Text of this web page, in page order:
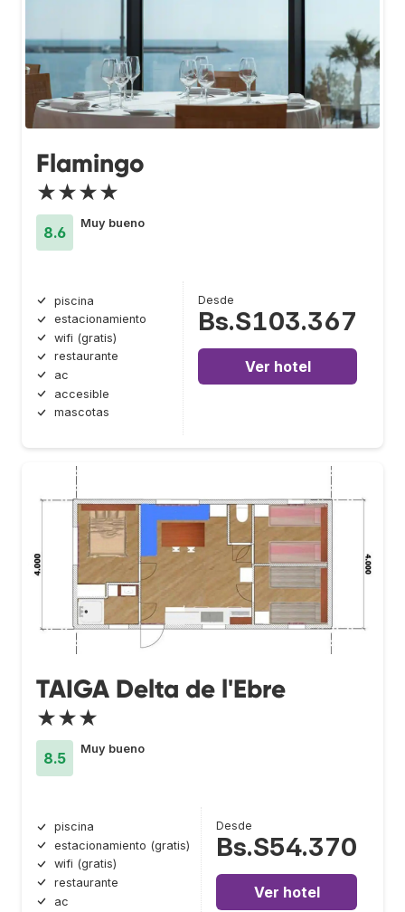
Flamingo
★★★★
8.6
Muy bueno
piscina
estacionamiento
wifi (gratis)
restaurante
ac
accesible
mascotas
Desde
Bs.S103.367
Ver hotel
TAIGA Delta de l'Ebre
★★★
8.5
Muy bueno
piscina
estacionamiento (gratis)
wifi (gratis)
restaurante
ac
Desde
Bs.S54.370
Ver hotel